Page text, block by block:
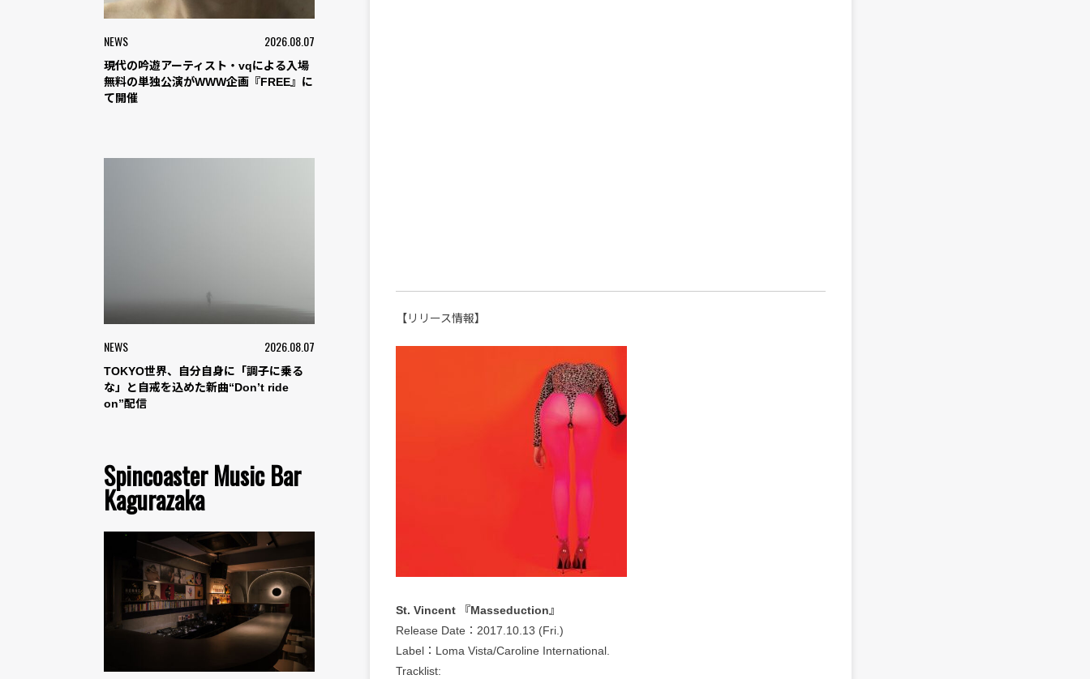
NEWS 2026.08.07
現代の吟遊アーティスト・vqによる入場
無料の単独公演がWWW企画『FREE』に
て開催
NEWS 2026.08.07
TOKYO世界、自分自身に「調子に乗る
な」と自戒を込めた新曲“Don’t ride
on”配信
Spincoaster Music Bar
Kagurazaka
【リリース情報】
St. Vincent 『Masseduction』
Release Date：2017.10.13 (Fri.)
Label：Loma Vista/Caroline International.
Tracklist: